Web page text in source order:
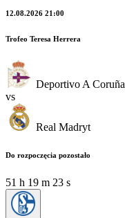
12.08.2026 21:00
Trofeo Teresa Herrera
Deportivo A Coruña
vs
Real Madryt
Do rozpoczęcia pozostało
51 h 19 m 22 s